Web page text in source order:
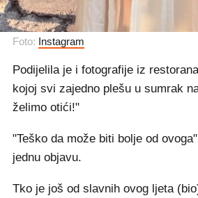
Foto: Instagram
Podijelila je i fotografije iz
kojoj svi zajedno plešu u sumrak
želimo otići!"
"Teško da može biti bolje od
jednu objavu.
Tko je još od slavnih ovog ljeta